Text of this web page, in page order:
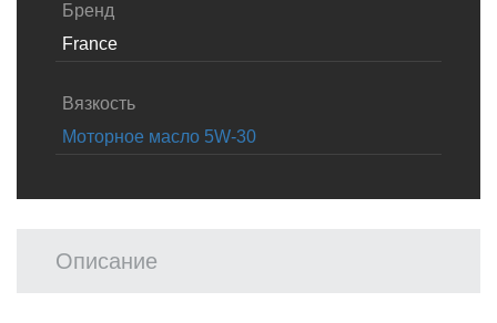
Бренд
France
Вязкость
Моторное масло 5W-30
Описание